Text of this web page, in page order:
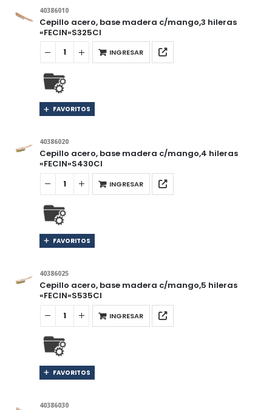
40386010
Cepillo acero, base madera c/mango,3 hileras
«FECIN»S325CI
INGRESAR
FAVORITOS
40386020
Cepillo acero, base madera c/mango,4 hileras
«FECIN»S430CI
INGRESAR
FAVORITOS
40386025
Cepillo acero, base madera c/mango,5 hileras
«FECIN»S535CI
INGRESAR
FAVORITOS
40386030